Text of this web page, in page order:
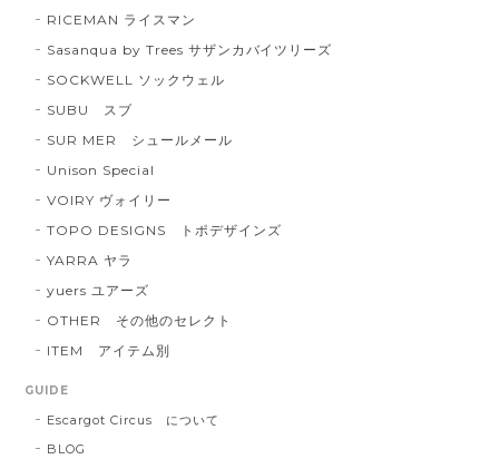
RICEMAN ライスマン
Sasanqua by Trees サザンカバイツリーズ
SOCKWELL ソックウェル
SUBU スブ
SUR MER シュールメール
Unison Special
VOIRY ヴォイリー
TOPO DESIGNS トポデザインズ
YARRA ヤラ
yuers ユアーズ
OTHER その他のセレクト
ITEM アイテム別
GUIDE
Escargot Circus について
BLOG